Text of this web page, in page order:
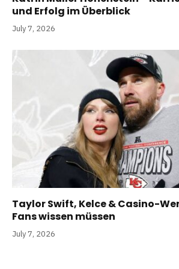
und Erfolg im Überblick
July 7, 2026
Taylor Swift, Kelce & Casino-
Fans wissen müssen
July 7, 2026